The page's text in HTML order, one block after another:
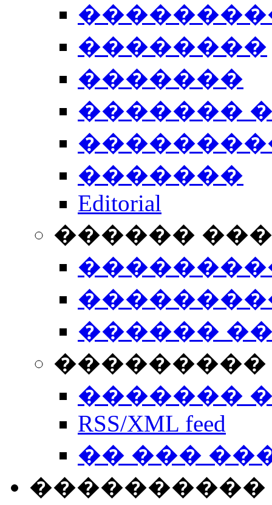
��������
�������
�������
�������
Editorial
������
������
���������
�������
RSS/XML feed
�� ���
����������